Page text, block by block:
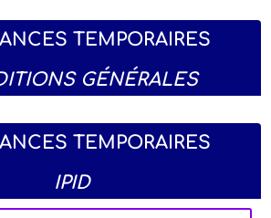
TEMPORAIRES
GÉNÉRALES
TEMPORAIRES
IPID